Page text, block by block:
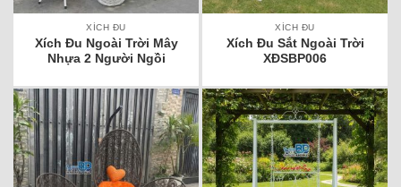
XÍCH ĐU
Xích Đu Ngoài Trời Mây
Nhựa 2 Người Ngồi
XÍCH ĐU
Xích Đu Sắt Ngoài Trời
XĐSBP006